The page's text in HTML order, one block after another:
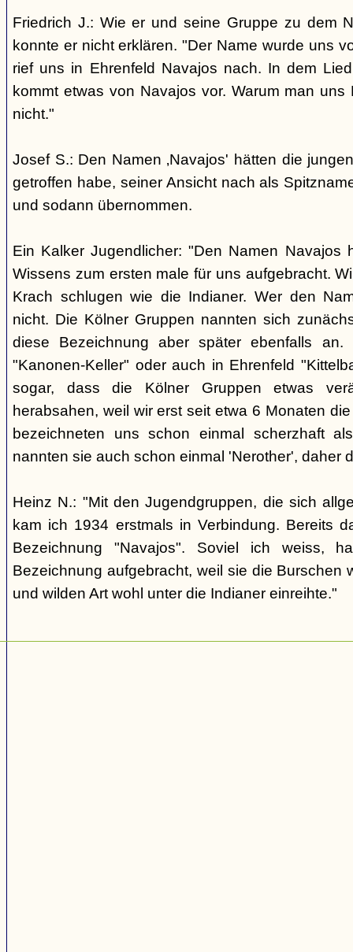
Friedrich J.: Wie er und seine Gruppe zu dem
konnte er nicht erklären. "Der Name wurde uns
rief uns in Ehrenfeld Navajos nach. In dem
kommt etwas von Navajos vor. Warum man
nicht."
Josef S.: Den Namen ‚Navajos' hätten die
getroffen habe, seiner Ansicht nach als
und sodann übernommen.
Ein Kalker Jugendlicher: "Den Namen Navajos
Wissens zum ersten male für uns aufgebracht.
Krach schlugen wie die Indianer. Wer den
nicht. Die Kölner Gruppen nannten sich
diese Bezeichnung aber später ebenfalls
"Kanonen-Keller" oder auch in Ehrenfeld
sogar, dass die Kölner Gruppen etwas
herabsahen, weil wir erst seit etwa 6 Monaten
bezeichneten uns schon einmal scherzhaft
nannten sie auch schon einmal 'Nerother', daher
Heinz N.: "Mit den Jugendgruppen, die sich
kam ich 1934 erstmals in Verbindung. Bereits
Bezeichnung "Navajos". Soviel ich weiss,
Bezeichnung aufgebracht, weil sie die Burschen
und wilden Art wohl unter die Indianer einreihte."